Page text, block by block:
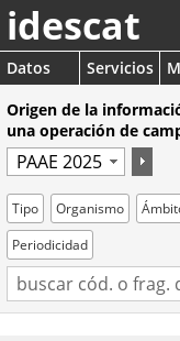
idescat
Datos Servicios
Origen de la
una operación de
Tipo Organismo
Periodicidad